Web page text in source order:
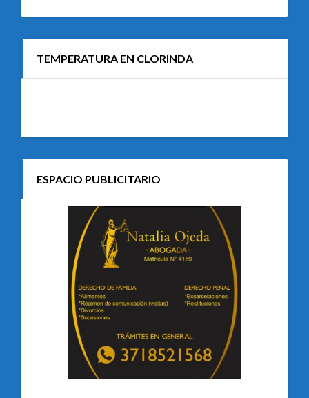
TEMPERATURA EN CLORINDA
ESPACIO PUBLICITARIO